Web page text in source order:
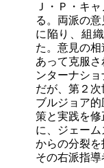
Ｊ・Ｐ・キ
る。両派の
に陥り、組
た。意見の
あって克服
ンターナシ
だが、第２
ブルジョア
策と実践を
に、ジェー
からの分裂を
その右派指導